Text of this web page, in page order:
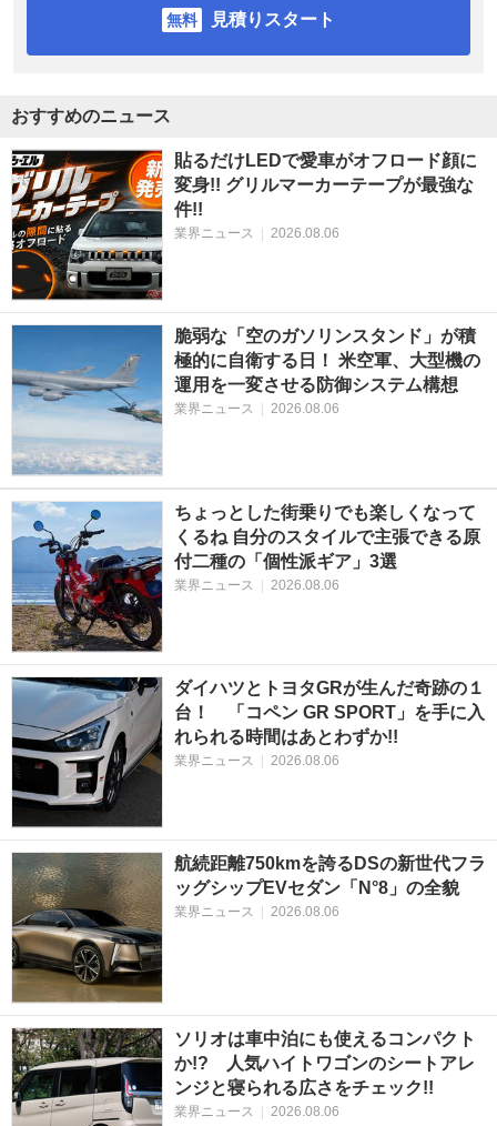
見積りスタート
おすすめのニュース
貼るだけLEDで愛車がオフロード顔に
変身!! グリルマーカーテープが最強な
件!!
業界ニュース 2026.08.06
脆弱な「空のガソリンスタンド」が積
極的に自衛する日！ 米空軍、大型機の
運用を一変させる防御システム構想
業界ニュース 2026.08.06
ちょっとした街乗りでも楽しくなって
くるね 自分のスタイルで主張できる原
付二種の「個性派ギア」3選
業界ニュース 2026.08.06
ダイハツとトヨタGRが生んだ奇跡の１
台！ 「コペン GR SPORT」を手に入
れられる時間はあとわずか!!
業界ニュース 2026.08.06
航続距離750kmを誇るDSの新世代フラ
ッグシップEVセダン「N°8」の全貌
業界ニュース | 2026.08.06
ソリオは車中泊にも使えるコンパクト
か!? 人気ハイトワゴンのシートアレ
ンジと寝られる広さをチェック!!
業界ニュース | 2026.08.06